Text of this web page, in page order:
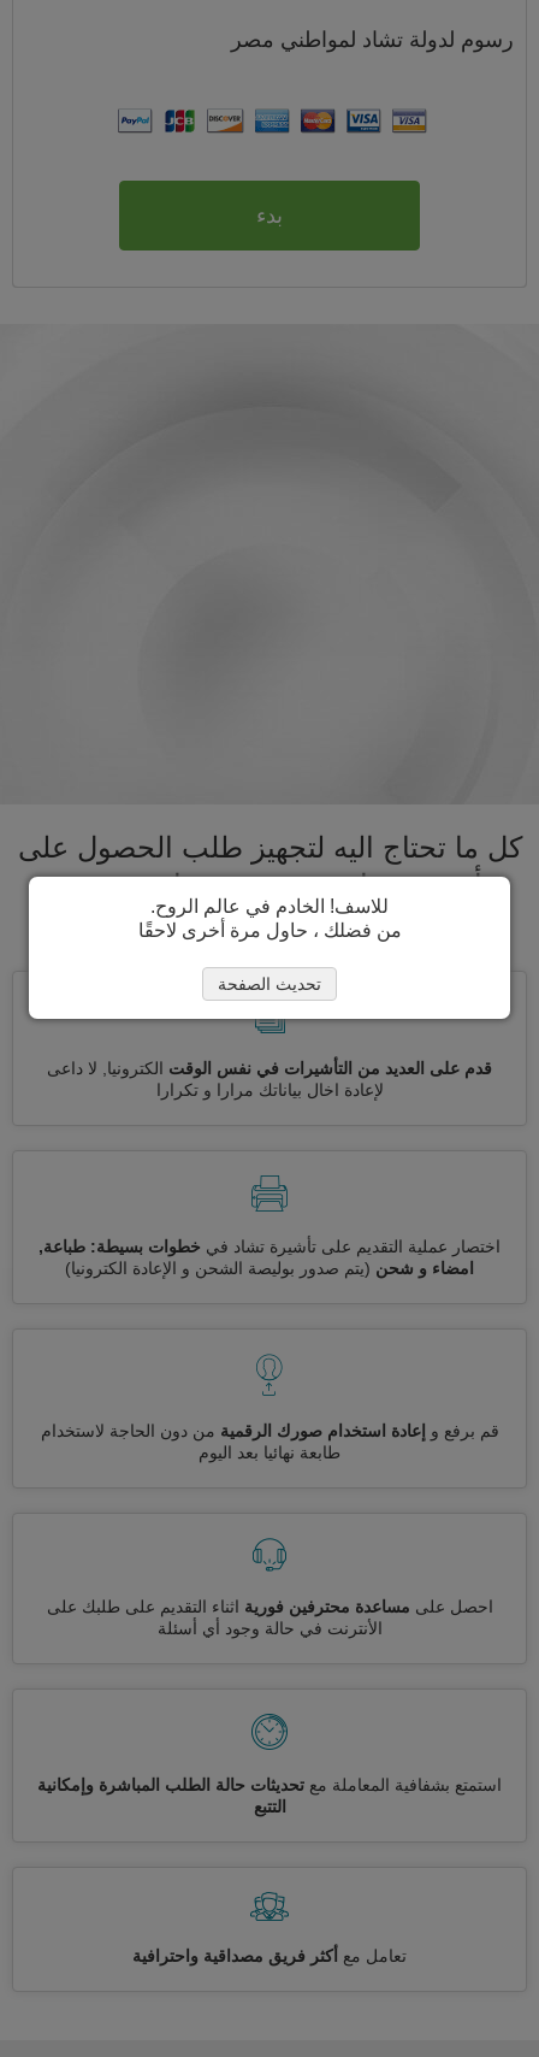
رسوم لدولة تشاد لمواطني مصر
بدء
كل ما تحتاج اليه لتجهيز طلب الحصول على
تأشيرة تشاد تحت سقف واحد. تسريع
عملية الحصول على تأشيرة تشاد
قدم على العديد من التأشيرات في نفس الوقت الكترونيا, لا داعى
لإعادة اخال بياناتك مرارا و تكرارا
اختصار عملية التقديم على تأشيرة تشاد في خطوات بسيطة: طباعة,
امضاء و شحن (يتم صدور بوليصة الشحن و الإعادة الكترونيا)
قم برفع و إعادة استخدام صورك الرقمية من دون الحاجة لاستخدام
طابعة نهائيا بعد اليوم
احصل على مساعدة محترفين فورية اثناء التقديم على طلبك على
الأنترنت في حالة وجود أي أسئلة
استمتع بشفافية المعاملة مع تحديثات حالة الطلب المباشرة وإمكانية
التتبع
تعامل مع أكثر فريق مصداقية واحترافية
للاسف! الخادم في عالم الروح.
من فضلك ، حاول مرة أخرى لاحقًا
تحديث الصفحة